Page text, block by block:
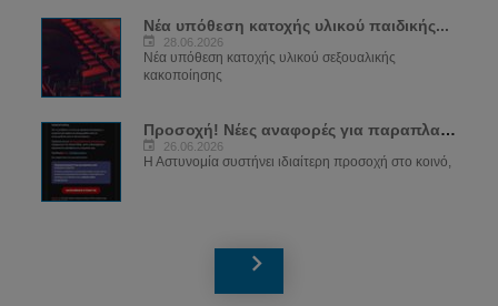
Νέα υπόθεση κατοχής υλικού παιδικής...
28.06.2026
Νέα υπόθεση κατοχής υλικού σεξουαλικής
κακοποίησης
Προσοχή! Νέες αναφορές για παραπλανητικά...
26.06.2026
Η Αστυνομία συστήνει ιδιαίτερη προσοχή στο κοινό,